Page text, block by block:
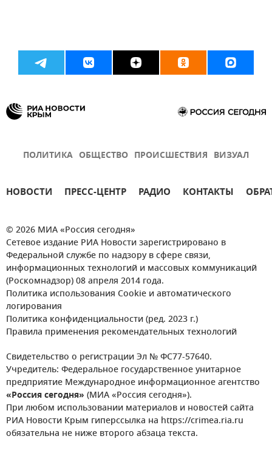
ПОЛИТИКА ОБЩЕСТВО ПРОИСШЕСТВИЯ ВИЗУАЛ
НОВОСТИ ПРЕСС-ЦЕНТР РАДИО КОНТАКТЫ
© 2026 МИА «Россия сегодня»
Сетевое издание РИА Новости зарегистрировано в
Федеральной службе по надзору в сфере связи,
информационных технологий и массовых коммуникаций
(Роскомнадзор) 08 апреля 2014 года.
Политика использования Cookie и автоматического
логирования
Политика конфиденциальности (ред. 2023 г.)
Правила применения рекомендательных технологий
Свидетельство о регистрации Эл № ФС77-57640.
Учредитель: Федеральное государственное унитарное
предприятие Международное информационное агентство
«Россия сегодня» (МИА «Россия сегодня»).
При любом использовании материалов и новостей сайта
РИА Новости Крым гиперссылка на https://crimea.ria.ru
обязательна не ниже второго абзаца текста.